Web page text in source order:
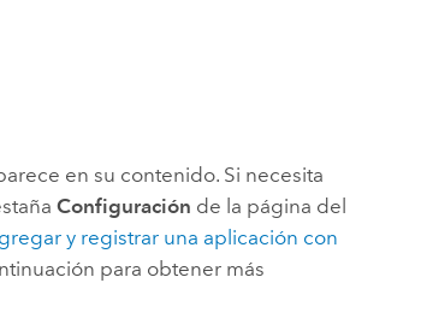
en su contenido. Si necesita
Configuración de la página del
y registrar una aplicación con
para obtener más